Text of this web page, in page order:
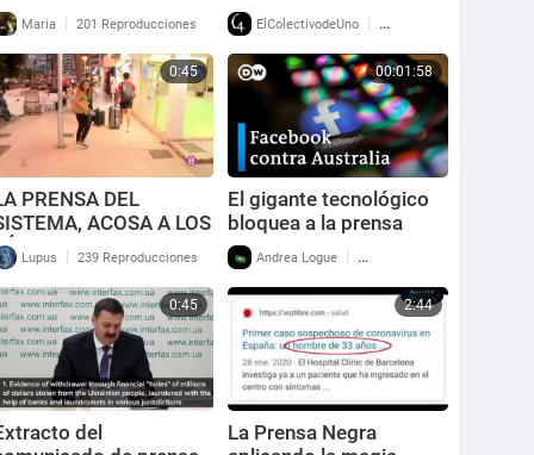
sobre hallazgo de
a EEUU - G
Maria | 201 Reproducciones
de prensa.
ElColectivodeUno | 103 Reproducciones
0:45
PRENSA DEL
ACOSA A LOS
QUE
DEL
ILEGAL EN
Lupus | 239 Reproducciones
00:01:58
El gigante tecnológico
bloquea a la prensa
australiana
Andrea Logue | 48 Reproducciones
0:45
del
2:44
La Prensa Negra